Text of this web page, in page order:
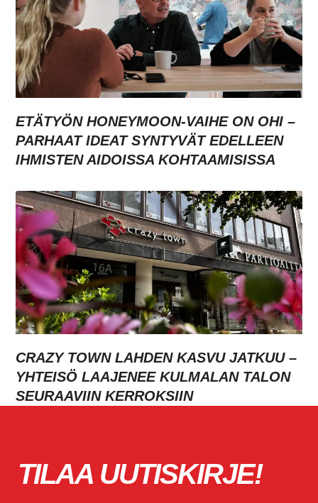
ETÄTYÖN HONEYMOON-VAIHE ON OHI –
PARHAAT IDEAT SYNTYVÄT EDELLEEN
IHMISTEN AIDOISSA KOHTAAMISISSA
CRAZY TOWN LAHDEN KASVU JATKUU –
YHTEISÖ LAAJENEE KULMALAN TALON
SEURAAVIIN KERROKSIIN
TILAA UUTISKIRJE!